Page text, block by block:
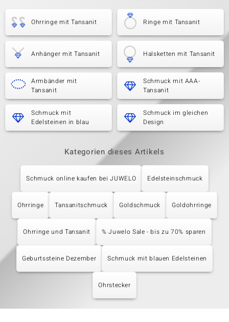
Ohrringe mit Tansanit Ringe mit Tansanit
Anhänger mit Tansanit Halsketten mit Tansanit
Armbänder mit
Tansanit
Schmuck mit AAA-
Tansanit
Schmuck mit
Edelsteinen in blau
Schmuck im gleichen
Design
Kategorien dieses Artikels
Schmuck online kaufen bei JUWELO Edelsteinschmuck
Ohrringe Tansanitschmuck Goldschmuck Goldohrringe
Ohrringe und Tansanit % Juwelo Sale - bis zu 70% sparen
Geburtssteine Dezember Schmuck mit blauen Edelsteinen
Ohrstecker